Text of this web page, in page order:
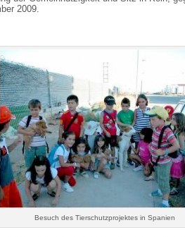
2009.
Besuch des Tierschutzprojektes in Spanien